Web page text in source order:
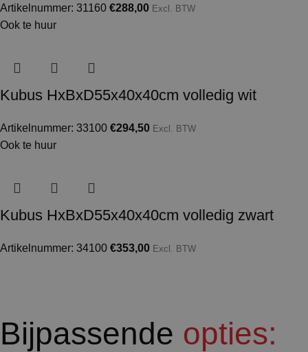
Artikelnummer: 31160 €288,00 Excl. BTW
Ook te huur
Kubus HxBxD55x40x40cm volledig wit
Artikelnummer: 33100 €294,50 Excl. BTW
Ook te huur
Kubus HxBxD55x40x40cm volledig zwart
Artikelnummer: 34100 €353,00 Excl. BTW
Bijpassende opties: